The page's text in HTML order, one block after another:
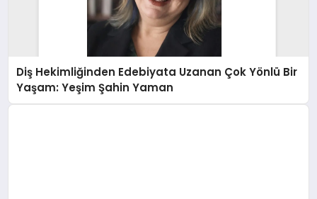
Diş Hekimliğinden Edebiyata Uzanan Çok Yönlü Bir
Yaşam: Yeşim Şahin Yaman